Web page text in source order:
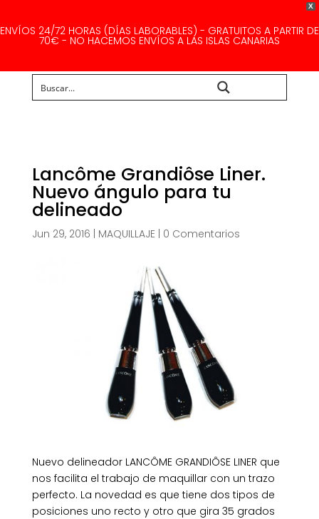
X
ENVÍOS 24/72 HORAS (DÍAS LABORABLES) - GRATUITOS A PARTIR DE
70€ - NO HACEMOS ENVÍOS A LAS ISLAS CANARIAS
Lancôme Grandiôse Liner.
Nuevo ángulo para tu
delineado
Jun 29, 2016 MAQUILLAJE 0 Comentarios
Nuevo delineador LANCÔME GRANDIÔSE LINER que
nos facilita el trabajo de maquillar con un trazo
perfecto. La novedad es que tiene dos tipos de
posiciones uno recto y otro que gira 35 grados